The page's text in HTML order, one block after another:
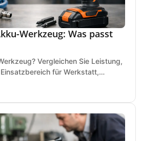
Werkzeug: Was passt
Vergleichen Sie Leistung,
für Werkstatt,